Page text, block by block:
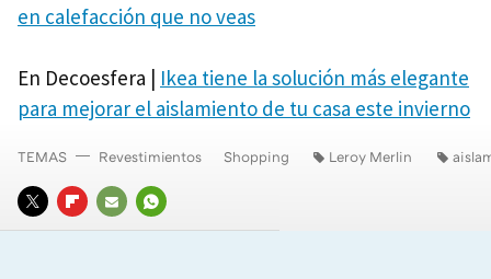
en calefacción que no veas
En Decoesfera | Ikea tiene la solución más elegante
para mejorar el aislamiento de tu casa este invierno
TWITTERFLIPBOARD
E-
WHATSAPP
TEMAS Revestimientos Shopping Leroy Merlin